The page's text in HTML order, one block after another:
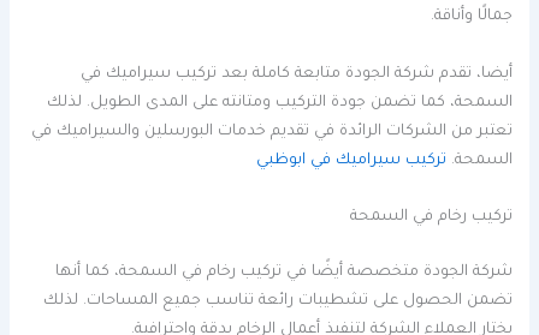
جمالًا وأناقة.
أيضا، تقدم شركة الجودة متابعة كاملة بعد تركيب سيراميك في
السمحة، كما تضمن جودة التركيب ومتانته على المدى الطويل. لذلك
تعتبر من الشركات الرائدة في تقديم خدمات البورسلين والسيراميك في
السمحة. تركيب سيراميك في ابوظبي
تركيب رخام في السمحة
شركة الجودة متخصصة أيضًا في تركيب رخام في السمحة، كما أنها
تضمن الحصول على تشطيبات رائعة تناسب جميع المساحات. لذلك
يختار العملاء الشركة لتنفيذ أعمال الرخام بدقة واحترافية.